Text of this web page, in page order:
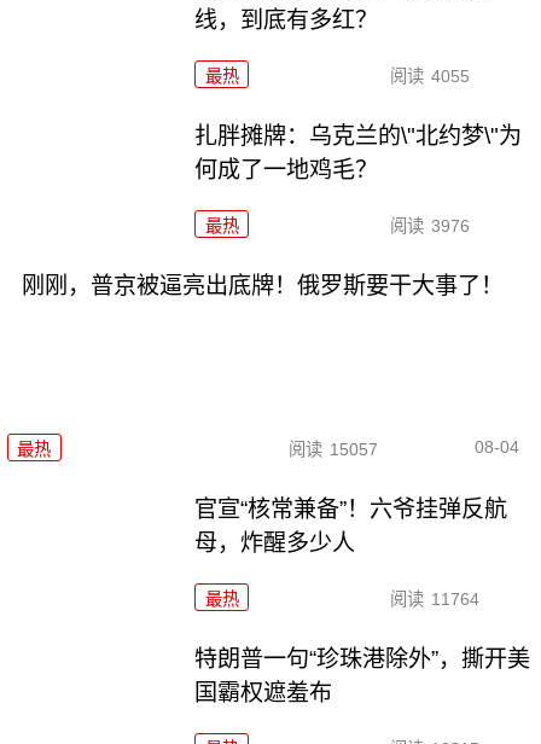
线，到底有多红？
最热 阅读 4055
扎胖摊牌：乌克兰的\"北约梦\"为
何成了一地鸡毛？
最热 阅读 3976
刚刚，普京被逼亮出底牌！俄罗斯要干大事了！
最热 阅读 15057 08-04
官宣“核常兼备”！六爷挂弹反航
母，炸醒多少人
最热 阅读 11764
特朗普一句“珍珠港除外”，撕开美
国霸权遮羞布